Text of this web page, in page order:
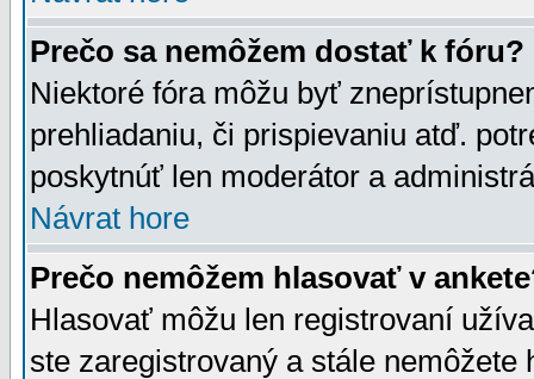
Prečo sa nemôžem dostať k fóru?
Niektoré fóra môžu byť
prehliadaniu, či prispievaniu atď.
poskytnúť len moderátor a
Návrat hore
Prečo nemôžem hlasovať v
Hlasovať môžu len registrovaní
ste zaregistrovaný a stále